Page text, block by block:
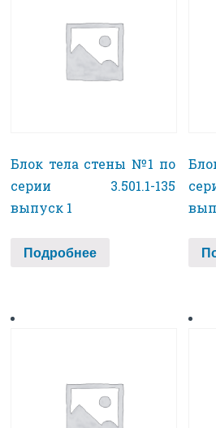
Блок тела стены №1 по
серии 3.501.1-135
выпуск 1
Подробнее